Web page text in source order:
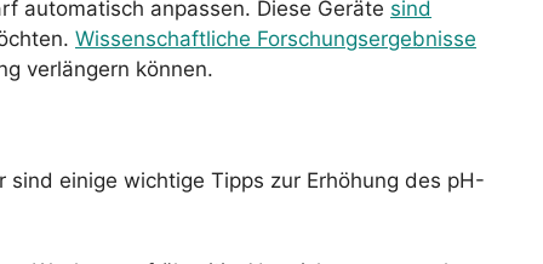
automatisch anpassen. Diese Geräte sind
Wissenschaftliche Forschungsergebnisse
verlängern können.
einige wichtige Tipps zur Erhöhung des pH-